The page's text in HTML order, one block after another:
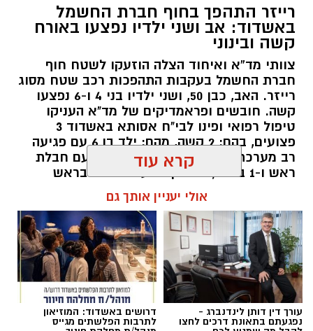
צילום גיא אוחיון
מה בחופיםהמוכרזים באשדוד
חוף מי עמי(ספורט) – קט סל, פינג פונג, מתקני
כושר. פארק שעשועים לילדים. פודטראק -דגל
אדום
רייזר התהפך בחוף חברת החשמל
באשדוד: אב ושני ילדיו נפצעו באורח
קשה ובינוני
צוותי מד”א ואיחוד הצלה הוזעקו לשטח חוף
חברת החשמל בעקבות התהפכות רכב שטח מסוג
רייזר. האב, כבן 50, ושני ילדיו בני 4 ו-6 נפצעו
קשה. חובשים ופראמדיקים של מד"א העניקו
טיפול רפואי ופינו לבי"ח אסותא באשדוד 3
פצועים, בהם: 2 קשה, מהם: ילד בן 6 עם פגיעה
רב מערכתית מחוסר הכרה וילד בן 4 עם חבלת
ראש ו-1 בינוני, גבר בן 36 עם חבלות בראש
להאזנה לתוכן:
עופר אשטוקר / 18:24 07.08.26
קרא עוד
אולי יעניין אותך גם
עורך דין דותן לינדנברג -
נפגעתם בתאונת דרכים לחצו
דרושים באשדוד: המוזיאון
לתרבות הפלשתים מגייס